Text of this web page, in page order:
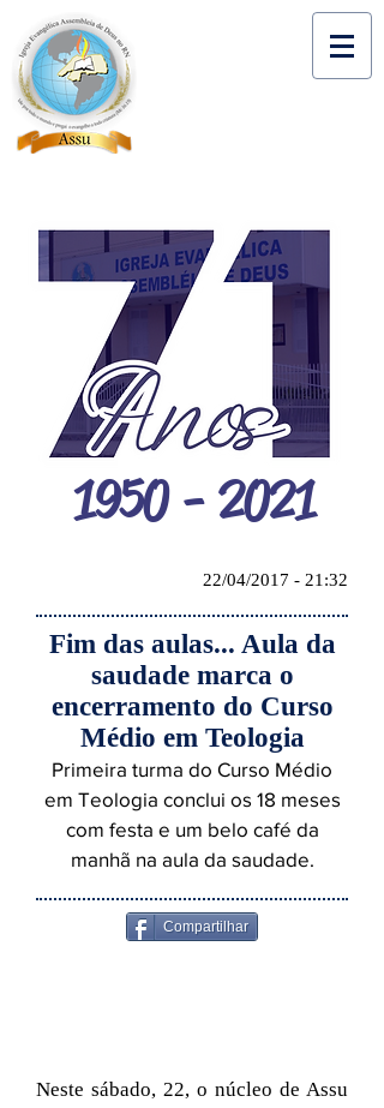
1950 - 2021
22/04/2017 - 21:32
Fim das aulas... Aula da
saudade marca o
encerramento do Curso
Médio em Teologia
Primeira turma do Curso Médio
em Teologia conclui os 18 meses
com festa e um belo café da
manhã na aula da saudade.
Compartilhar
Neste sábado, 22, o núcleo de Assu